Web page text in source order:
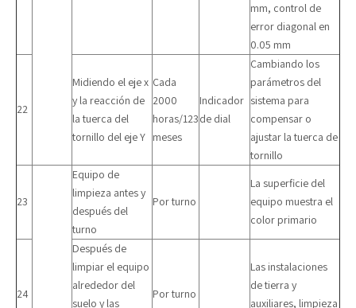
mm, control de
error diagonal en
0.05 mm
22
Midiendo el eje x
y la reacción de
la tuerca del
tornillo del eje Y
Cada
2000
horas/123
meses
Indicador
de dial
Cambiando los
parámetros del
sistema para
compensar o
ajustar la tuerca de
tornillo
23
Equipo de
limpieza antes y
después del
turno
Por turno
La superficie del
equipo muestra el
color primario
24
Después de
limpiar el equipo
alrededor del
suelo y las
Por turno
Las instalaciones
de tierra y
auxiliares, limpieza